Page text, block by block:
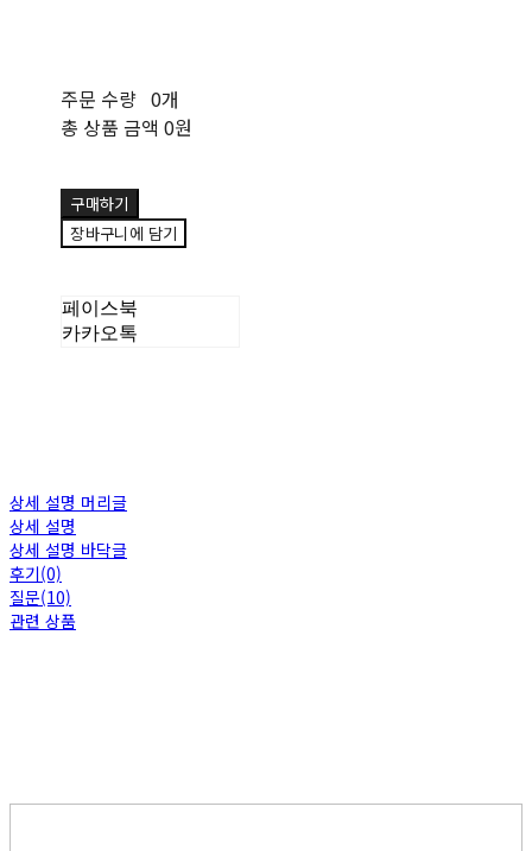
주문 수량 0개
총 상품 금액 0원
구매하기
장바구니에 담기
페이스북
카카오톡
상세 설명 머리글
상세 설명
상세 설명 바닥글
후기(0)
질문(10)
관련 상품